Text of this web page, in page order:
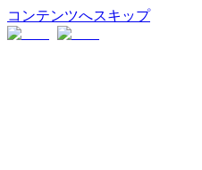
コンテンツへスキップ